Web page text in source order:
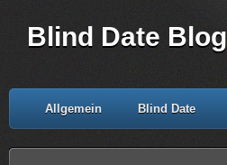
Blind Date Blog
Allgemein Blind Date